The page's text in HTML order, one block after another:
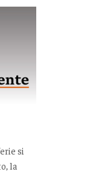
si
la